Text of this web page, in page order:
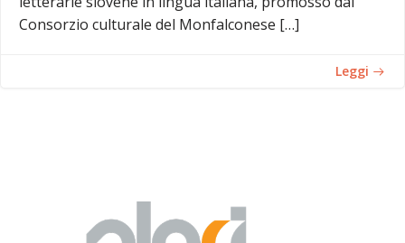
Consorzio culturale del Monfalconese […]
Leggi